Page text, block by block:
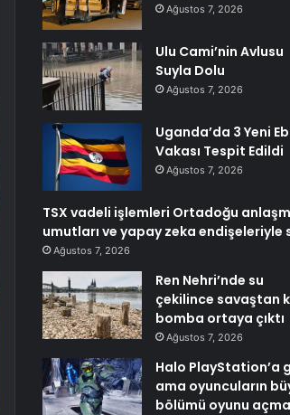
Ağustos 7, 2026
Ulu Cami’nin Avlusu
Suyla Dolu
Ağustos 7, 2026
Uganda’da 3 Yeni
Vakası Tespit Edildi
Ağustos 7, 2026
TSX vadeli işlemleri Ortadoğu
umutları ve yapay zeka endişeleriyle
Ağustos 7, 2026
Ren Nehri’nde su
çekilince savaştan
bomba ortaya çıktı
Ağustos 7, 2026
Halo PlayStation’a
ama oyuncuların
bölümü oyunu